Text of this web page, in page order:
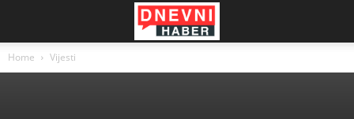
Home Vijesti